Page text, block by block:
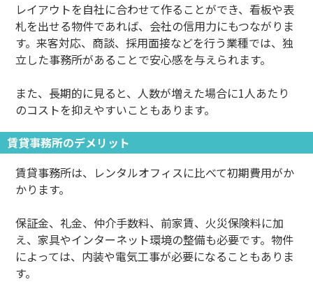
レイアウトを自社に合わせて作ることができ、看板や表
札を出せる物件であれば、会社の信用力にもつながりま
す。来客対応、商談、採用面接などを行う業種では、独
立した事務所があることで安心感を与えられます。
また、長期的に見ると、人数が増えた場合に1人あたり
のコストを抑えやすいこともあります。
賃貸事務所のデメリット
賃貸事務所は、レンタルオフィスに比べて初期費用がか
かります。
保証金、礼金、仲介手数料、前家賃、火災保険料に加
え、家具やインターネット環境の整備も必要です。物件
によっては、内装や電気工事が必要になることもありま
す。